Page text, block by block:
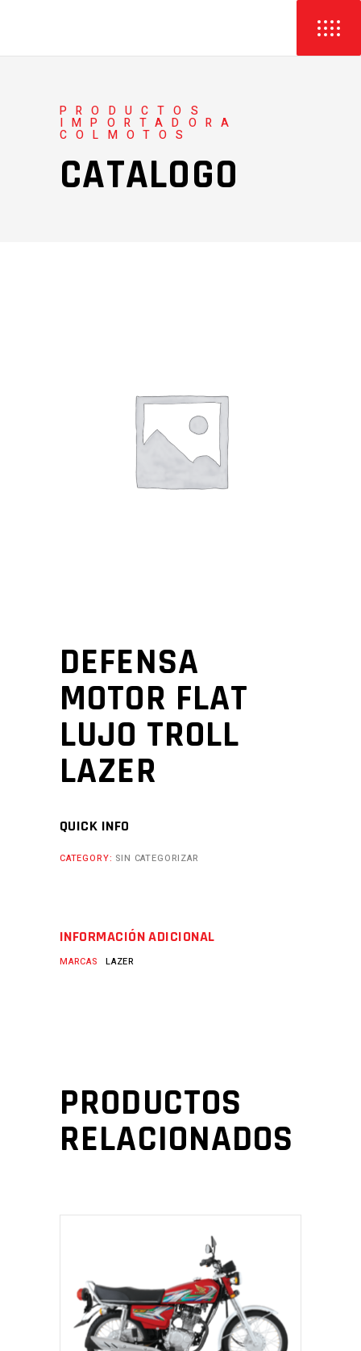
PRODUCTOS
IMPORTADORA
COLMOTOS
CATALOGO
DEFENSA
MOTOR FLAT
LUJO TROLL
LAZER
QUICK INFO
CATEGORY: SIN CATEGORIZAR
INFORMACIÓN ADICIONAL
MARCAS LAZER
PRODUCTOS
RELACIONADOS